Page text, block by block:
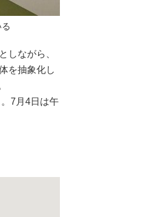
しながら、
を抽象化し
7月4日は午